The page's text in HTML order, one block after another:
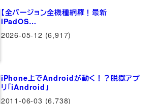
【全バージョン全機種網羅！最新
iPadOS…
2026-05-12 (6,917)
iPhone上でAndroidが動く！？脱獄アプ
リ「iAndroid」
2011-06-03 (6,738)